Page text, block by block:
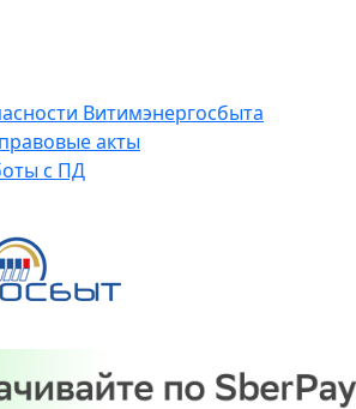
Витимэнергосбыта
акты
с ПД